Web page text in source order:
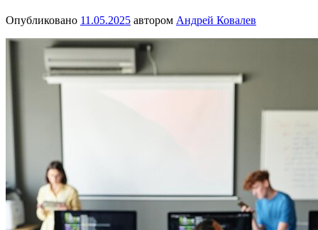
Опубликовано 11.05.2025 автором Андрей Ковалев